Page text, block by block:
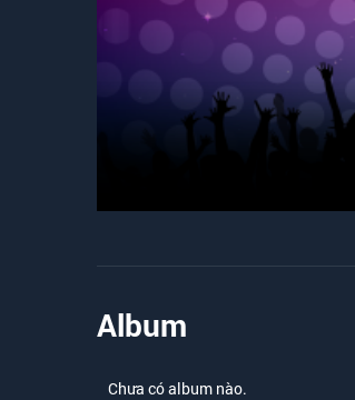
Album
Chưa có album nào.